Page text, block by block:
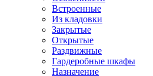
Встроенные
Из кладовки
Закрытые
Открытые
Раздвижные
Гардеробные шкафы
Назначение